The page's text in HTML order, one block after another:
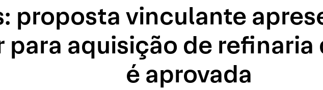
proposta vinculante
para aquisição de refinaria
é aprovada